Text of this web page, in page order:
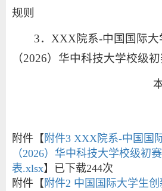
规则
3．XXX院系-中国国际大
（2026）华中科技大学校级
附件【 附件3 XXX院系-中国国
（2026）华中科技大学校级初
表.xlsx】已下载244次
附件【 附件2 中国国际大学生